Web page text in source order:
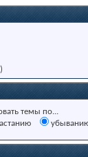
темы по...